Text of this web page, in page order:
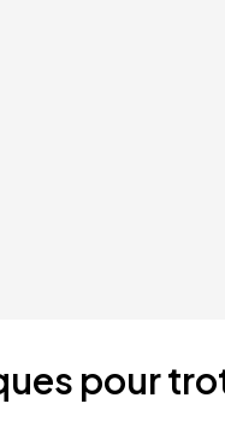
pour